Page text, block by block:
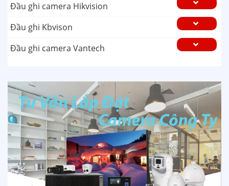
Đầu ghi camera Hikvision
Đầu ghi Kbvison
Đầu ghi camera Vantech